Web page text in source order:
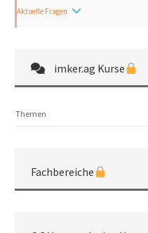
Aktuelle Fragen
imker.ag Kurse
Themen
Fachbereiche